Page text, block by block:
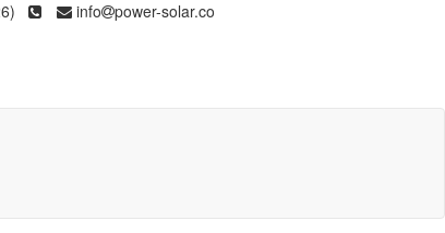
info power-solar.co
(026) 36133